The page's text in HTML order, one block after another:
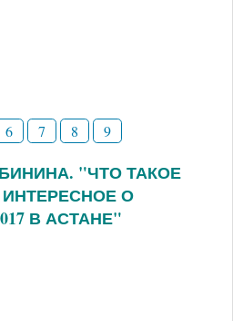
6 7 8 9
"ЧТО ТАКОЕ
О
В АСТАНЕ"